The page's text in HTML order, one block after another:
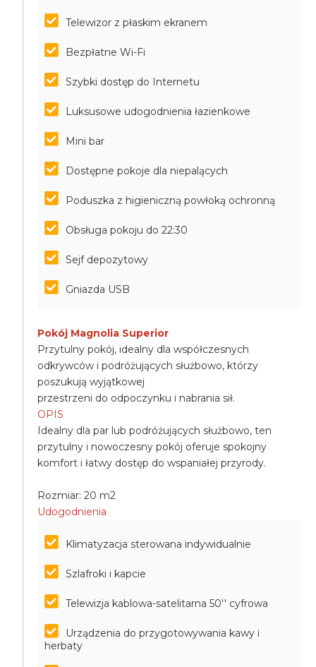
Telewizor z płaskim ekranem
Bezpłatne Wi-Fi
Szybki dostęp do Internetu
Luksusowe udogodnienia łazienkowe
Mini bar
Dostępne pokoje dla niepalących
Poduszka z higieniczną powłoką ochronną
Obsługa pokoju do 22:30
Sejf depozytowy
Gniazda USB
Pokój Magnolia Superior
Przytulny pokój, idealny dla współczesnych
odkrywców i podróżujących służbowo, którzy
poszukują wyjątkowej
przestrzeni do odpoczynku i nabrania sił.
OPIS
Idealny dla par lub podróżujących służbowo, ten
przytulny i nowoczesny pokój oferuje spokojny
komfort i łatwy dostęp do wspaniałej przyrody.
Rozmiar: 20 m2
Udogodnienia
Klimatyzacja sterowana indywidualnie
Szlafroki i kapcie
Telewizja kablowa-satelitarna 50'' cyfrowa
Urządzenia do przygotowywania kawy i
herbaty